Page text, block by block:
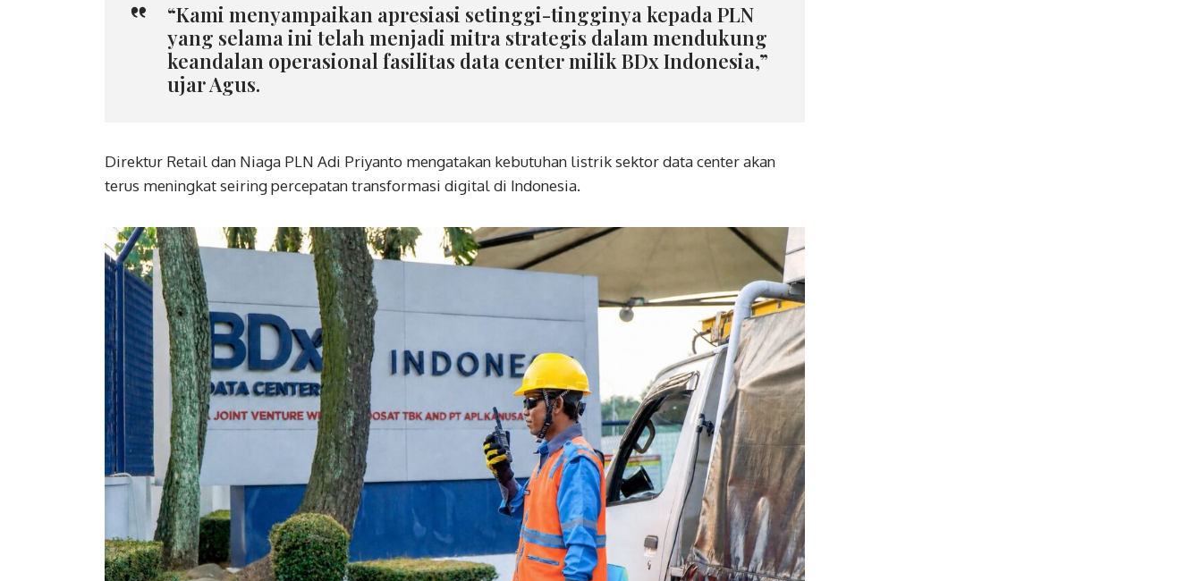
“Kami menyampaikan apresiasi setinggi-tingginya kepada PLN
yang selama ini telah menjadi mitra strategis dalam mendukung
keandalan operasional fasilitas data center milik BDx Indonesia,”
ujar Agus.
Direktur Retail dan Niaga PLN Adi Priyanto mengatakan kebutuhan listrik sektor data center akan
terus meningkat seiring percepatan transformasi digital di Indonesia.